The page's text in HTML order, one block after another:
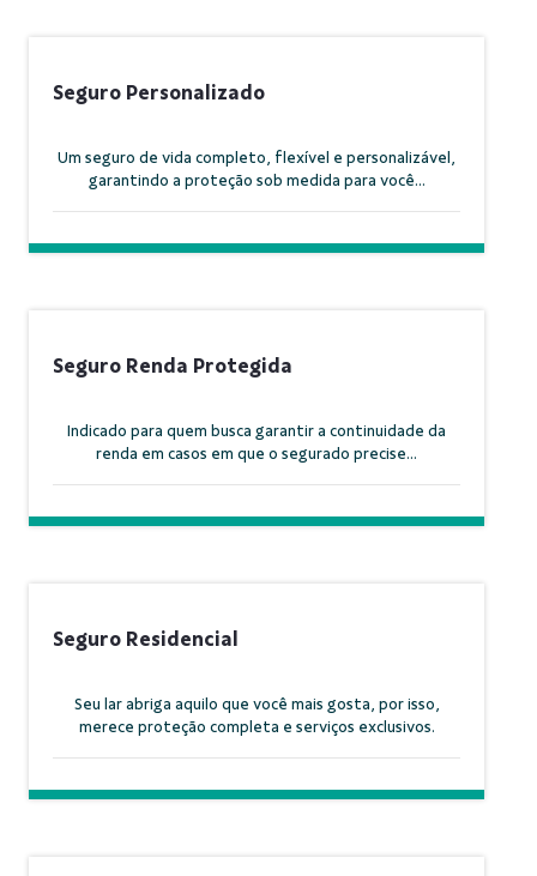
Seguro Personalizado
Um seguro de vida completo, flexível e personalizável,
garantindo a proteção sob medida para você...
Seguro Renda Protegida
Indicado para quem busca garantir a continuidade da
renda em casos em que o segurado precise...
Seguro Residencial
Seu lar abriga aquilo que você mais gosta, por isso,
merece proteção completa e serviços exclusivos.